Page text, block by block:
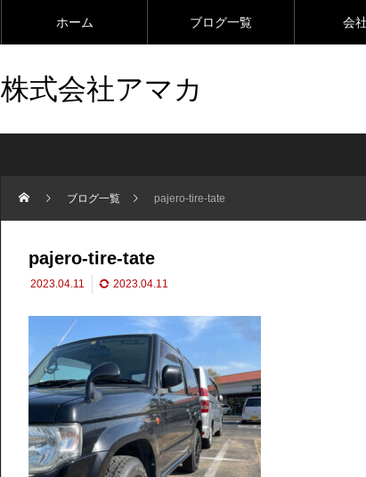
ホーム ブログ一覧 会
株式会社アマカ
ブログ一覧 pajero-tire-tate
pajero-tire-tate
2023.04.11 2023.04.11